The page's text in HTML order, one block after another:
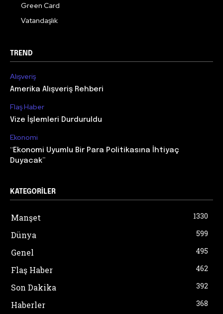
Green Card
Vatandaşlık
TREND
Alışveriş
Amerika Alışveriş Rehberi
Flaş Haber
Vize İşlemleri Durduruldu
Ekonomi
“Ekonomi Uyumlu Bir Para Politikasına İhtiyaç
Duyacak”
KATEGORILER
Manşet 1330
Dünya 599
Genel 495
Flaş Haber 462
Son Dakika 392
Haberler 368